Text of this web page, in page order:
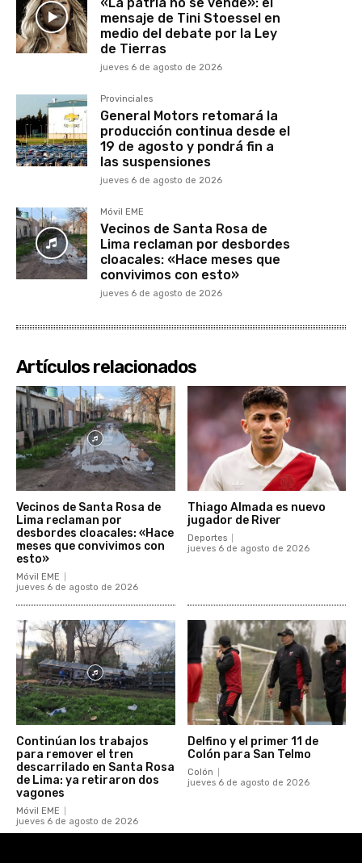
mensaje de Tini Stoessel en
medio del debate por la Ley
de Tierras
jueves 6 de agosto de 2026
Provinciales
General Motors retomará la
producción continua desde el
19 de agosto y pondrá fin a
las suspensiones
jueves 6 de agosto de 2026
Móvil EME
Vecinos de Santa Rosa de
Lima reclaman por desbordes
cloacales: «Hace meses que
convivimos con esto»
jueves 6 de agosto de 2026
Artículos relacionados
Vecinos de Santa Rosa de
Lima reclaman por
desbordes cloacales: «Hace
meses que convivimos con
esto»
Móvil EME
jueves 6 de agosto de 2026
Thiago Almada es nuevo
jugador de River
Deportes
jueves 6 de agosto de 2026
Continúan los trabajos
para remover el tren
descarrilado en Santa Rosa
de Lima: ya retiraron dos
vagones
Móvil EME
jueves 6 de agosto de 2026
Delfino y el primer 11 de
Colón para San Telmo
Colón
jueves 6 de agosto de 2026